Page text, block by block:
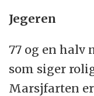
Jegeren
77 og en halv
som siger
Marsjfarten